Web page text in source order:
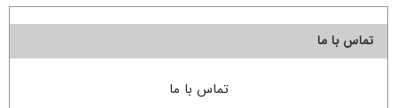
تماس با ما
تماس با ما